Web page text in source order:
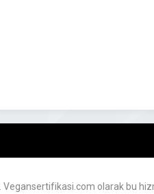
Vegansertifikasi.com olarak bu